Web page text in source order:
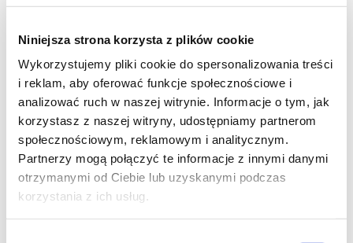
Niniejsza strona korzysta z plików cookie
Wykorzystujemy pliki cookie do spersonalizowania treści
i reklam, aby oferować funkcje społecznościowe i
analizować ruch w naszej witrynie. Informacje o tym, jak
korzystasz z naszej witryny, udostępniamy partnerom
społecznościowym, reklamowym i analitycznym.
Partnerzy mogą połączyć te informacje z innymi danymi
otrzymanymi od Ciebie lub uzyskanymi podczas
korzystania z ich usług.